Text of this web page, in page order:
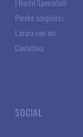
I Nostri Specialisti
Perché sceglierci
Lavora con noi
Contattaci
SOCIAL